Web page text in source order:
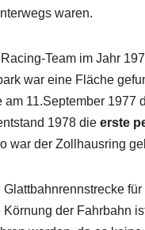
waren.
Team im Jahr
war eine Fläche
11.September
1978 die erste
war der Zollhausring
der Fahrbahn